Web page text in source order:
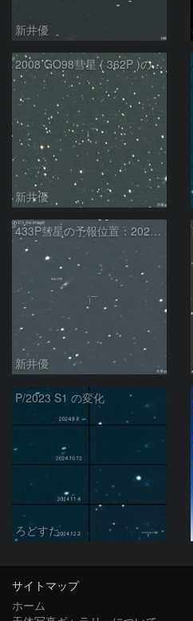
新井優
2008 GO98彗星 ( 362P )の予報位置：2025/09/25
新井優
433P彗星の予報位置：2025/05/04
新井優
P/2023 S1 の変化
ろどすた
サイトマップ
ホーム